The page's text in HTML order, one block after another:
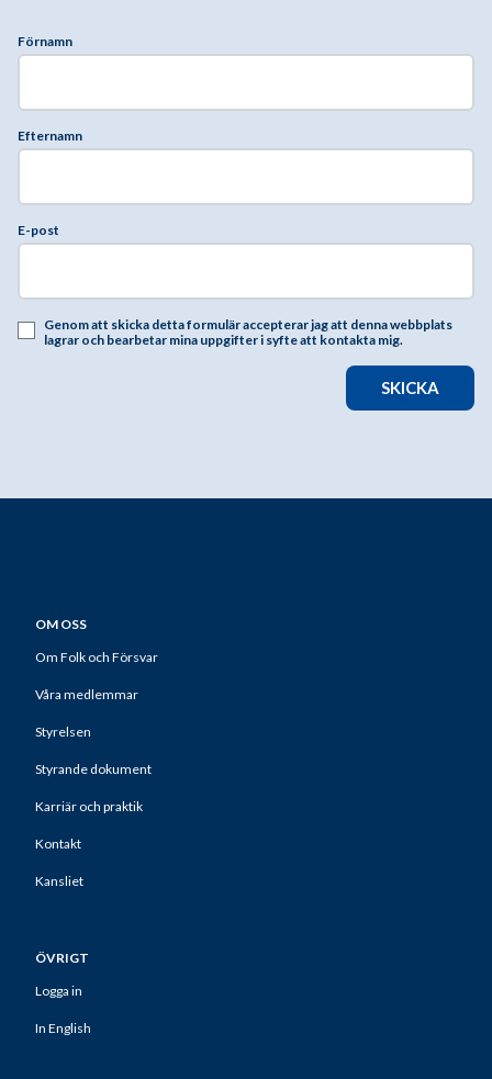
Förnamn
Efternamn
E-post
Genom att skicka detta formulär accepterar jag att denna webbplats
lagrar och bearbetar mina uppgifter i syfte att kontakta mig.
SKICKA
OM OSS
Om Folk och Försvar
Våra medlemmar
Styrelsen
Styrande dokument
Karriär och praktik
Kontakt
Kansliet
ÖVRIGT
Logga in
In English